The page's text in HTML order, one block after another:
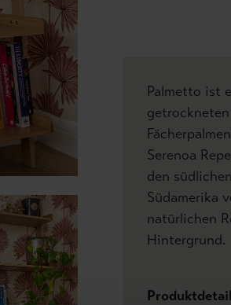
Palmetto ist
Serenoa
den
Südamerika
natürlichen
Hintergrund.